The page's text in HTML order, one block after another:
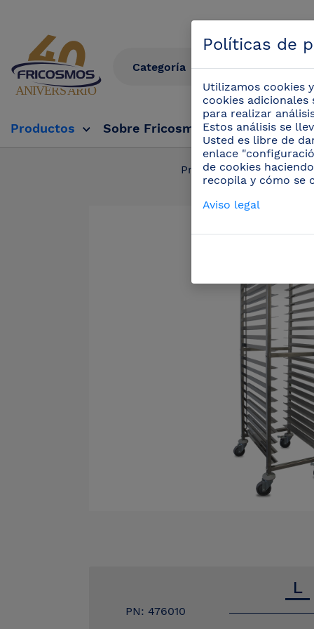
Productos Sobre Fricosmos Fricosmos Tv
Productos /
PN: 476010
Políticas de
Utilizamos cookies
cookies
para realizar
Estos análisis se
Usted es libre de
enlace
de cookies
recopila y cómo se
Aviso legal